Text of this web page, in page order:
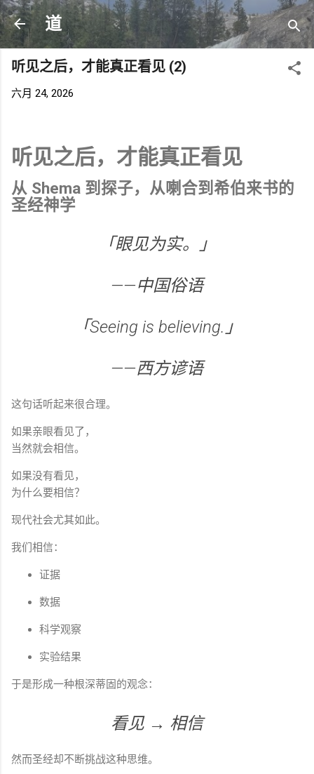
跳至主要内容
道
听见之后，才能真正看见 (2)
六月 24, 2026
听见之后，才能真正看见
从 Shema 到探子，从喇合到希伯来书的
圣经神学
「眼见为实。」
——中国俗语
「Seeing is believing.」
——西方谚语
这句话听起来很合理。
如果亲眼看见了，
当然就会相信。
如果没有看见，
为什么要相信？
现代社会尤其如此。
我们相信：
证据
数据
科学观察
实验结果
于是形成一种根深蒂固的观念：
看见 → 相信
然而圣经却不断挑战这种思维。